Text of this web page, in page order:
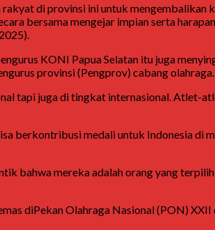
di provinsi ini untuk mengembalikan
bersama mengejar impian serta
KONI Papua Selatan itu juga
provinsi (Pengprov) cabang olahraga.
tapi juga di tingkat internasional. Atlet-
berkontribusi medali untuk Indonesia di
bahwa mereka adalah orang yang
diPekan Olahraga Nasional (PON)